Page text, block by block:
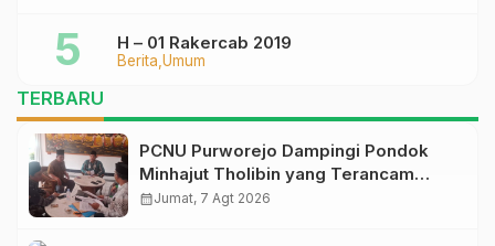
Berita Umum
H – 01 Rakercab 2019
TERBARU
PCNU Purworejo Dampingi Pondok
Minhajut Tholibin yang Terancam
Dieksekusi Pengadilan
calendar_monthJumat, 7 Agt 2026